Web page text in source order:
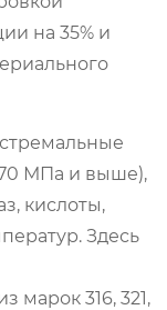
на 35% и
МПа и выше),
кислоты,
Здесь
марок 316, 321,